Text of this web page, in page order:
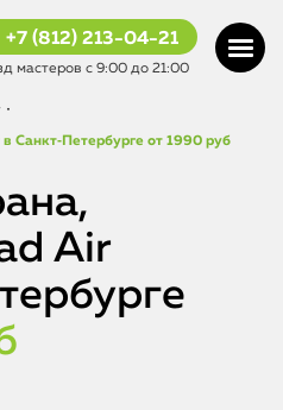
+7 (812) 213-04-21
мастеров с 9:00 до 21:00
•
Санкт‑Петербурге от 1990 руб
Air